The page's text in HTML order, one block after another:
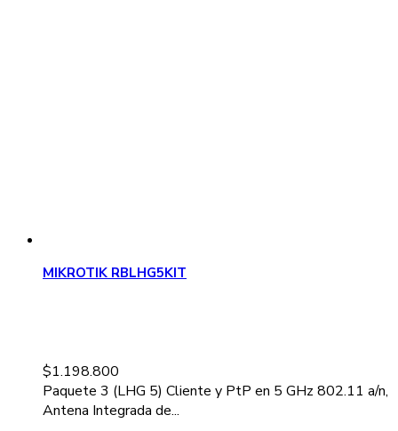
MIKROTIK RBLHG5KIT
$1.198.800
Paquete 3 (LHG 5) Cliente y PtP en 5 GHz 802.11 a/n,
Antena Integrada de...